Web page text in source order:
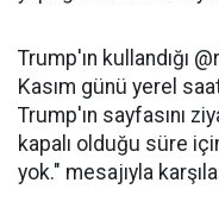
Trump'ın kullandığı
Kasım günü yerel
Trump'ın sayfasını
kapalı olduğu süre
yok." mesajıyla